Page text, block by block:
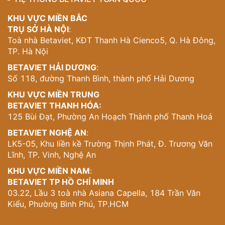
4.Phòng thờ– Nặng tinh thần đạo lý và tâm linh
Với chất liệu gỗ đỏ tự nhiên, được chạm trổ hoa văn tứ
linh tinh xảo,nội thất phòng thờtrong NT21126 mang vẻ
đẹp linh thiên đằm đà văn hóa Á đông. Tấm hậu án đặc
sắc với hoa sen vàng được chế tác thủ công tăng thêm
sự trang nghiêm và tính nghệ thuật chomẫu nội thất
phòng thờ đẹp.
Mẫu nội thất tân cổ điển biệt thự gỗ KĐT The Manor Mỹ
Đình NT21126
Sập gỗ truyền thống đặt trước bàn thờ, kết hợp cây
xanh, tranh treo và ánh sáng vàng nhẹ tăng thên cảm
giác thư giãn, thanh tịnh – một tiêu chuẩn không thể thiếu
trong thiết kế phòng thờ cao cấp.
5.Phòng tắm– Thư giãn theo phong cách
KHU VỰC MIỀN BẮC
TRỤ SỞ HÀ NỘI:
Toà nhà Betaviet, KĐT Thanh Hà Cienco5, Q. Hà Đông,
TP. Hà Nội
BETAVIET HẢI DƯƠNG:
Số 118, đường Thanh Bình, thành phố Hải Dương
KHU VỰC MIỀN TRUNG
BETAVIET THANH HÓA:
125 Bùi Đạt, Phường An Hoạch Thành phố Thanh Hoá
BETAVIET NGHỆ AN:
LK5-05, Khu liền kề Trường Thịnh Phát, Đ. Trương Văn
Lĩnh, TP. Vinh, Nghệ An
KHU VỰC MIỀN NAM:
BETAVIET TP HỒ CHÍ MINH
03.22, Lầu 3 toà nhà Asiana Capella, 184 Trần Văn
Kiểu, Phường Bình Phú, TP.HCM